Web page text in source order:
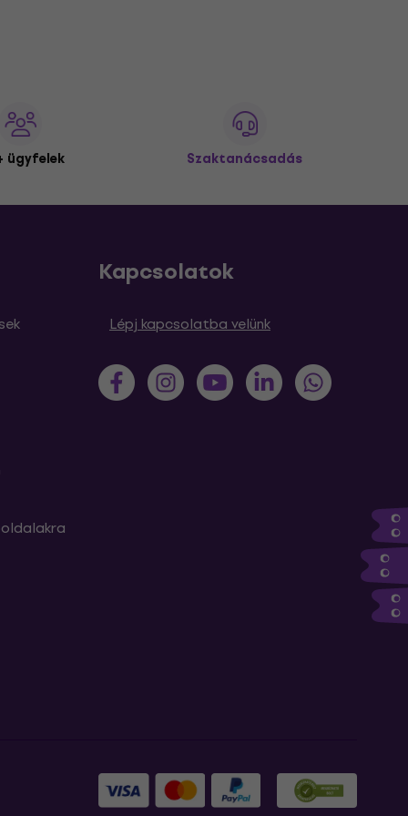
ügyfelek Szaktanácsadás
Kapcsolatok
Lépj kapcsolatba velünk